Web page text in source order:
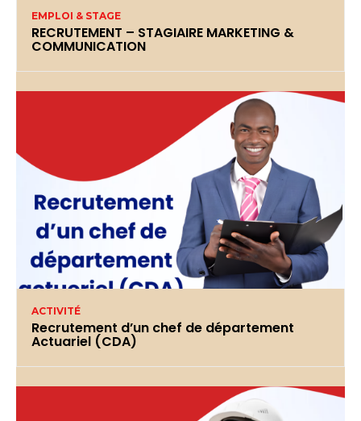
EMPLOI & STAGE
RECRUTEMENT – STAGIAIRE MARKETING &
COMMUNICATION
ACTIVITÉ
Recrutement d’un chef de département
Actuariel (CDA)